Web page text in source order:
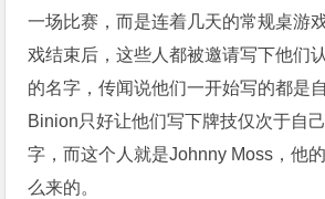
一场比赛，而是连着几天的常规桌游
戏结束后，这些人都被邀请写下他们
的名字，传闻说他们一开始写的都是
Binion只好让他们写下牌技仅次于自
字，而这个人就是Johnny Moss，他
么来的。